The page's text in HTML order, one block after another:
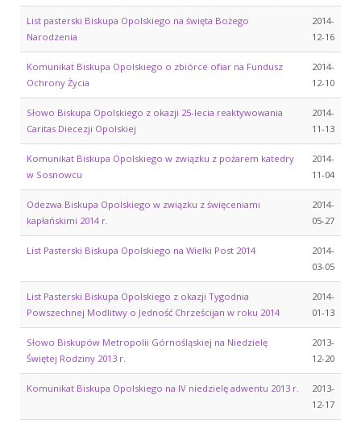
List pasterski Biskupa Opolskiego na święta Bożego
Narodzenia
2014-
12-16
Komunikat Biskupa Opolskiego o zbiórce ofiar na Fundusz
Ochrony Życia
2014-
12-10
Słowo Biskupa Opolskiego z okazji 25-lecia reaktywowania
Caritas Diecezji Opolskiej
2014-
11-13
Komunikat Biskupa Opolskiego w związku z pożarem katedry
w Sosnowcu
2014-
11-04
Odezwa Biskupa Opolskiego w związku z święceniami
kapłańskimi 2014 r.
2014-
05-27
List Pasterski Biskupa Opolskiego na Wielki Post 2014
2014-
03-05
List Pasterski Biskupa Opolskiego z okazji Tygodnia
Powszechnej Modlitwy o Jedność Chrześcijan w roku 2014
2014-
01-13
Słowo Biskupów Metropolii Górnośląskiej na Niedzielę
Świętej Rodziny 2013 r.
2013-
12-20
Komunikat Biskupa Opolskiego na IV niedzielę adwentu 2013 r.
2013-
12-17